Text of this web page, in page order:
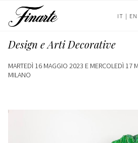
IT | EN
Design e Arti Decorative
MARTEDÌ 16 MAGGIO 2023 E MERCOLEDÌ 17
MILANO